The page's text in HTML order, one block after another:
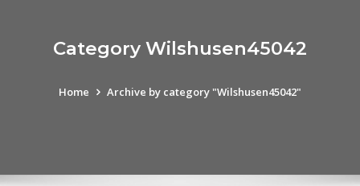
Category Wilshusen45042
Home Archive by category "Wilshusen45042"